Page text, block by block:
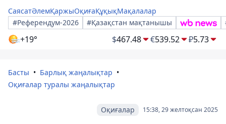
СаясатӘлемҚаржыОқиғаҚұқықМақалалар
#Референдум-2026
#Қазақстан мақтанышы
+19° $467.48 €539.52 ₽5.73
Басты
Барлық жаңалықтар
Оқиғалар туралы жаңалықтар
15:38, 29 желтоқсан 2025
Оқиғалар